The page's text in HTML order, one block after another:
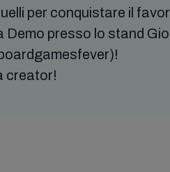
per conquistare il
Demo presso lo stand
creator!